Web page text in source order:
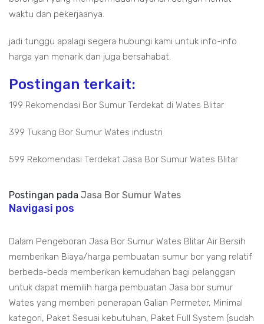
waktu dan pekerjaanya.
jadi tunggu apalagi segera hubungi kami untuk info-info
harga yan menarik dan juga bersahabat.
Postingan terkait:
199 Rekomendasi Bor Sumur Terdekat di Wates Blitar
399 Tukang Bor Sumur Wates industri
599 Rekomendasi Terdekat Jasa Bor Sumur Wates Blitar
Postingan pada Jasa Bor Sumur Wates
Navigasi pos
Dalam Pengeboran Jasa Bor Sumur Wates Blitar Air Bersih
memberikan Biaya/harga pembuatan sumur bor yang relatif
berbeda-beda memberikan kemudahan bagi pelanggan
untuk dapat memilih harga pembuatan Jasa bor sumur
Wates yang memberi penerapan Galian Permeter, Minimal
kategori, Paket Sesuai kebutuhan, Paket Full System (sudah